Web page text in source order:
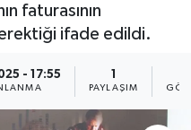
faturasının
ifade edildi.
- 17:55 1
PAYLAŞIM